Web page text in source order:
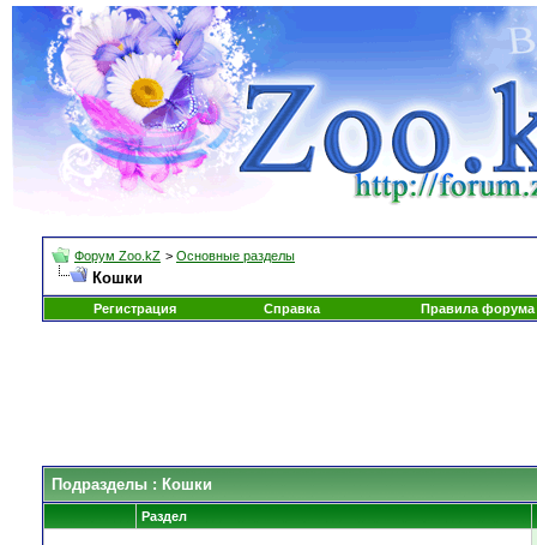
Форум Zoo.kZ > Основные разделы
Кошки
Регистрация Справка Правила форума
Подразделы : Кошки
Раздел